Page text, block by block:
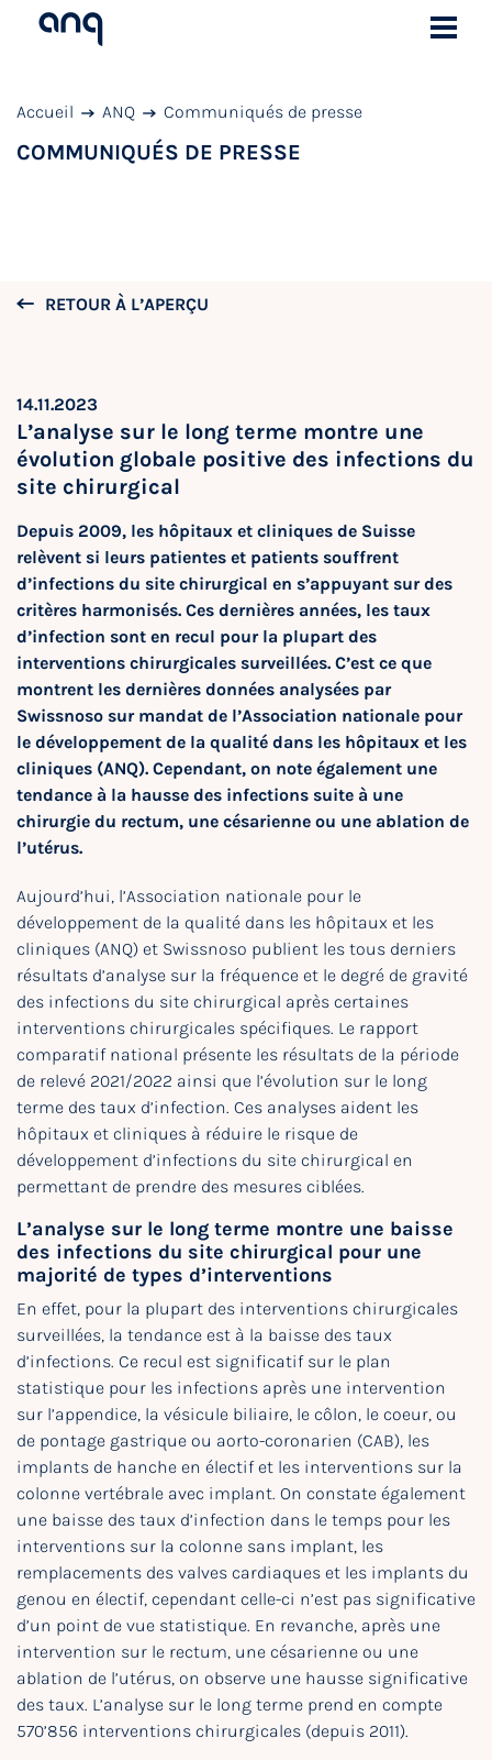
Accueil ANQ Communiqués de presse
COMMUNIQUÉS DE PRESSE
RETOUR À L’APERÇU
14.11.2023
L’analyse sur le long terme montre une
évolution globale positive des infections du
site chirurgical
Depuis 2009, les hôpitaux et cliniques de Suisse
relèvent si leurs patientes et patients souffrent
d’infections du site chirurgical en s’appuyant sur des
critères harmonisés. Ces dernières années, les taux
d’infection sont en recul pour la plupart des
interventions chirurgicales surveillées. C’est ce que
montrent les dernières données analysées par
Swissnoso sur mandat de l’Association nationale pour
le développement de la qualité dans les hôpitaux et les
cliniques (ANQ). Cependant, on note également une
tendance à la hausse des infections suite à une
chirurgie du rectum, une césarienne ou une ablation de
l’utérus.
Aujourd’hui, l’Association nationale pour le
développement de la qualité dans les hôpitaux et les
cliniques (ANQ) et Swissnoso publient les tous derniers
résultats d’analyse sur la fréquence et le degré de gravité
des infections du site chirurgical après certaines
interventions chirurgicales spécifiques. Le rapport
comparatif national présente les résultats de la période
de relevé 2021/2022 ainsi que l’évolution sur le long
terme des taux d’infection. Ces analyses aident les
hôpitaux et cliniques à réduire le risque de
développement d’infections du site chirurgical en
permettant de prendre des mesures ciblées.
L’analyse sur le long terme montre une baisse
des infections du site chirurgical pour une
majorité de types d’interventions
En effet, pour la plupart des interventions chirurgicales
surveillées, la tendance est à la baisse des taux
d’infections. Ce recul est significatif sur le plan
statistique pour les infections après une intervention
sur l’appendice, la vésicule biliaire, le côlon, le coeur, ou
de pontage gastrique ou aorto-coronarien (CAB), les
implants de hanche en électif et les interventions sur la
colonne vertébrale avec implant. On constate également
une baisse des taux d’infection dans le temps pour les
interventions sur la colonne sans implant, les
remplacements des valves cardiaques et les implants du
genou en électif, cependant celle-ci n’est pas significative
d’un point de vue statistique. En revanche, après une
intervention sur le rectum, une césarienne ou une
ablation de l’utérus, on observe une hausse significative
des taux. L’analyse sur le long terme prend en compte
570’856 interventions chirurgicales (depuis 2011).